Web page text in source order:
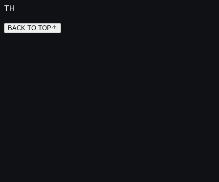
TH
BACK TO TOP